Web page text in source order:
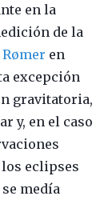
en la
de la
Rømer en
excepción
gravitatoria,
y, en el caso
eclipses
medía